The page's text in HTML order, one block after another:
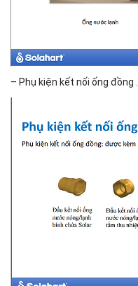
– Phụ kiện kết nối ống đồng .